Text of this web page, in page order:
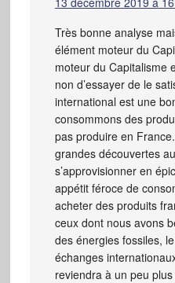
Très bonne analyse
élément moteur du
moteur du Capitalisme
non d’essayer de le
international est une
consommons des
pas produire en
grandes découvertes
s’approvisionner en
appétit féroce de
acheter des produits
ceux dont nous avons
des énergies fossiles,
échanges
reviendra à un peu